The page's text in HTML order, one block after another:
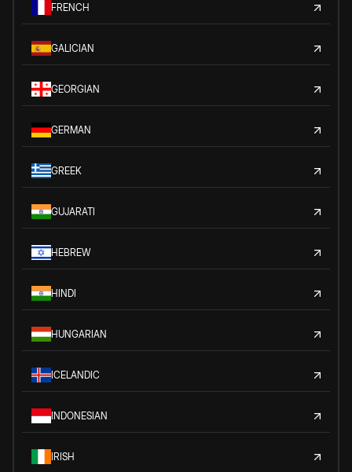
FRENCH
GALICIAN
GEORGIAN
GERMAN
GREEK
GUJARATI
HEBREW
HINDI
HUNGARIAN
ICELANDIC
INDONESIAN
IRISH